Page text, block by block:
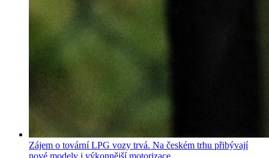
Zájem o tovární LPG vozy trvá. Na českém trhu přibývají
nové modely i výkonnější motorizace